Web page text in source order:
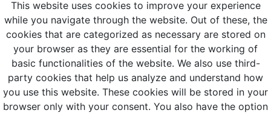
This website uses cookies to improve your experience
while you navigate through the website. Out of these, the
cookies that are categorized as necessary are stored on
your browser as they are essential for the working of
basic functionalities of the website. We also use third-
party cookies that help us analyze and understand how
you use this website. These cookies will be stored in your
browser only with your consent. You also have the option